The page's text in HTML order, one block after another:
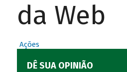
da Web
Ações
DÊ SUA OPINIÃO